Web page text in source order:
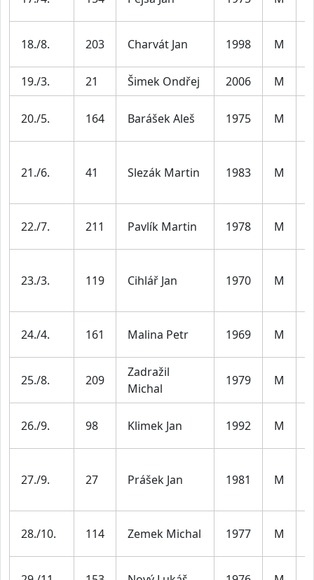
18./8. 203 Charvát Jan 1998 M
19./3.
21 Šimek Ondřej 2006 M
20./5. 164 Barášek Aleš 1975 M
21./6. 41 Slezák Martin 1983 M
22./7. 211 Pavlík Martin 1978 M
23./3. 119 Cihlář Jan 1970 M
24./4. 161 Malina Petr 1969 M
25./8. 209
Zadražil
Michal
1979 M
26./9. 98 Klimek Jan 1992 M
27./9. 27 Prášek Jan 1981 M
28./10. 114 Zemek Michal 1977 M